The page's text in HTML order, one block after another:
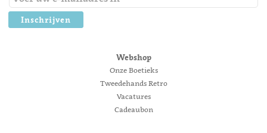
Inschrijven
Webshop
Onze Boetieks
Tweedehands Retro
Vacatures
Cadeaubon